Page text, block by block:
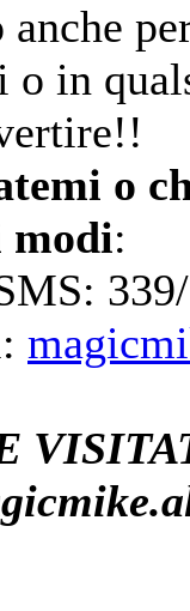
anche
o in
o
modi: